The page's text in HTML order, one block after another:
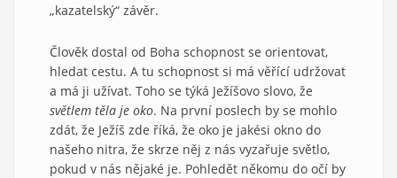
„kazatelský“ závěr.
Člověk dostal od Boha schopnost se orientovat,
hledat cestu. A tu schopnost si má věřící udržovat
a má ji užívat. Toho se týká Ježíšovo slovo, že
světlem těla je oko. Na první poslech by se mohlo
zdát, že Ježíš zde říká, že oko je jakési okno do
našeho nitra, že skrze něj z nás vyzařuje světlo,
pokud v nás nějaké je. Pohledět někomu do očí by